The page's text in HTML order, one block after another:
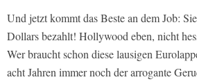
Und jetzt kommt das Beste an dem Job:
Dollars bezahlt! Hollywood eben, nicht
Wer braucht schon diese lausigen
acht Jahren immer noch der arrogante